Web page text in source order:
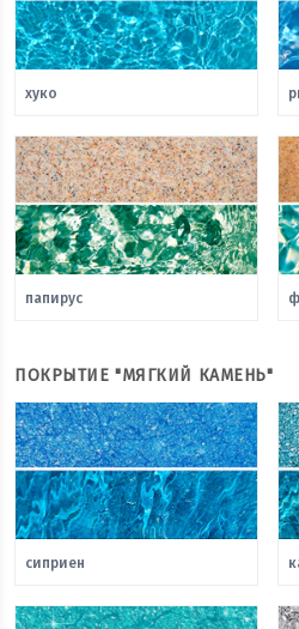
хуко
папирус
ПОКРЫТИЕ "МЯГКИЙ КАМЕНЬ"
сиприен